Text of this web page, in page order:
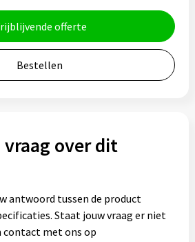
offerte
Bestellen
vraag over dit
antwoord tussen de product
Staat jouw vraag er niet
contact met ons op